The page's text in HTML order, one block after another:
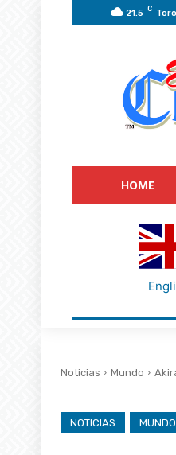
21.5 C
HOME
Noticias Mundo
NOTICIAS MUNDO